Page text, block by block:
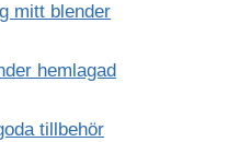
mitt blender
hemlagad
tillbehör